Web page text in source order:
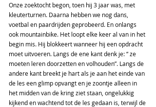
Onze zoektocht begon, toen hij 3 jaar was, met
kleuterturnen. Daarna hebben we nog dans,
voetbal en paardrijden geprobeerd. En onlangs
ook mountainbike. Het loopt elke keer al van in het
begin mis. Hij blokkeert wanneer hij een opdracht
moet uitvoeren. Langs de ene kant denk je: “ ze
moeten leren doorzetten en volhouden”. Langs de
andere kant breekt je hart als je aan het einde van
de les een glimp opvangt en je zoontje alleen in
het midden van de kring ziet staan, ongelukkig
kijkend en wachtend tot de les gedaan is, terwijl de